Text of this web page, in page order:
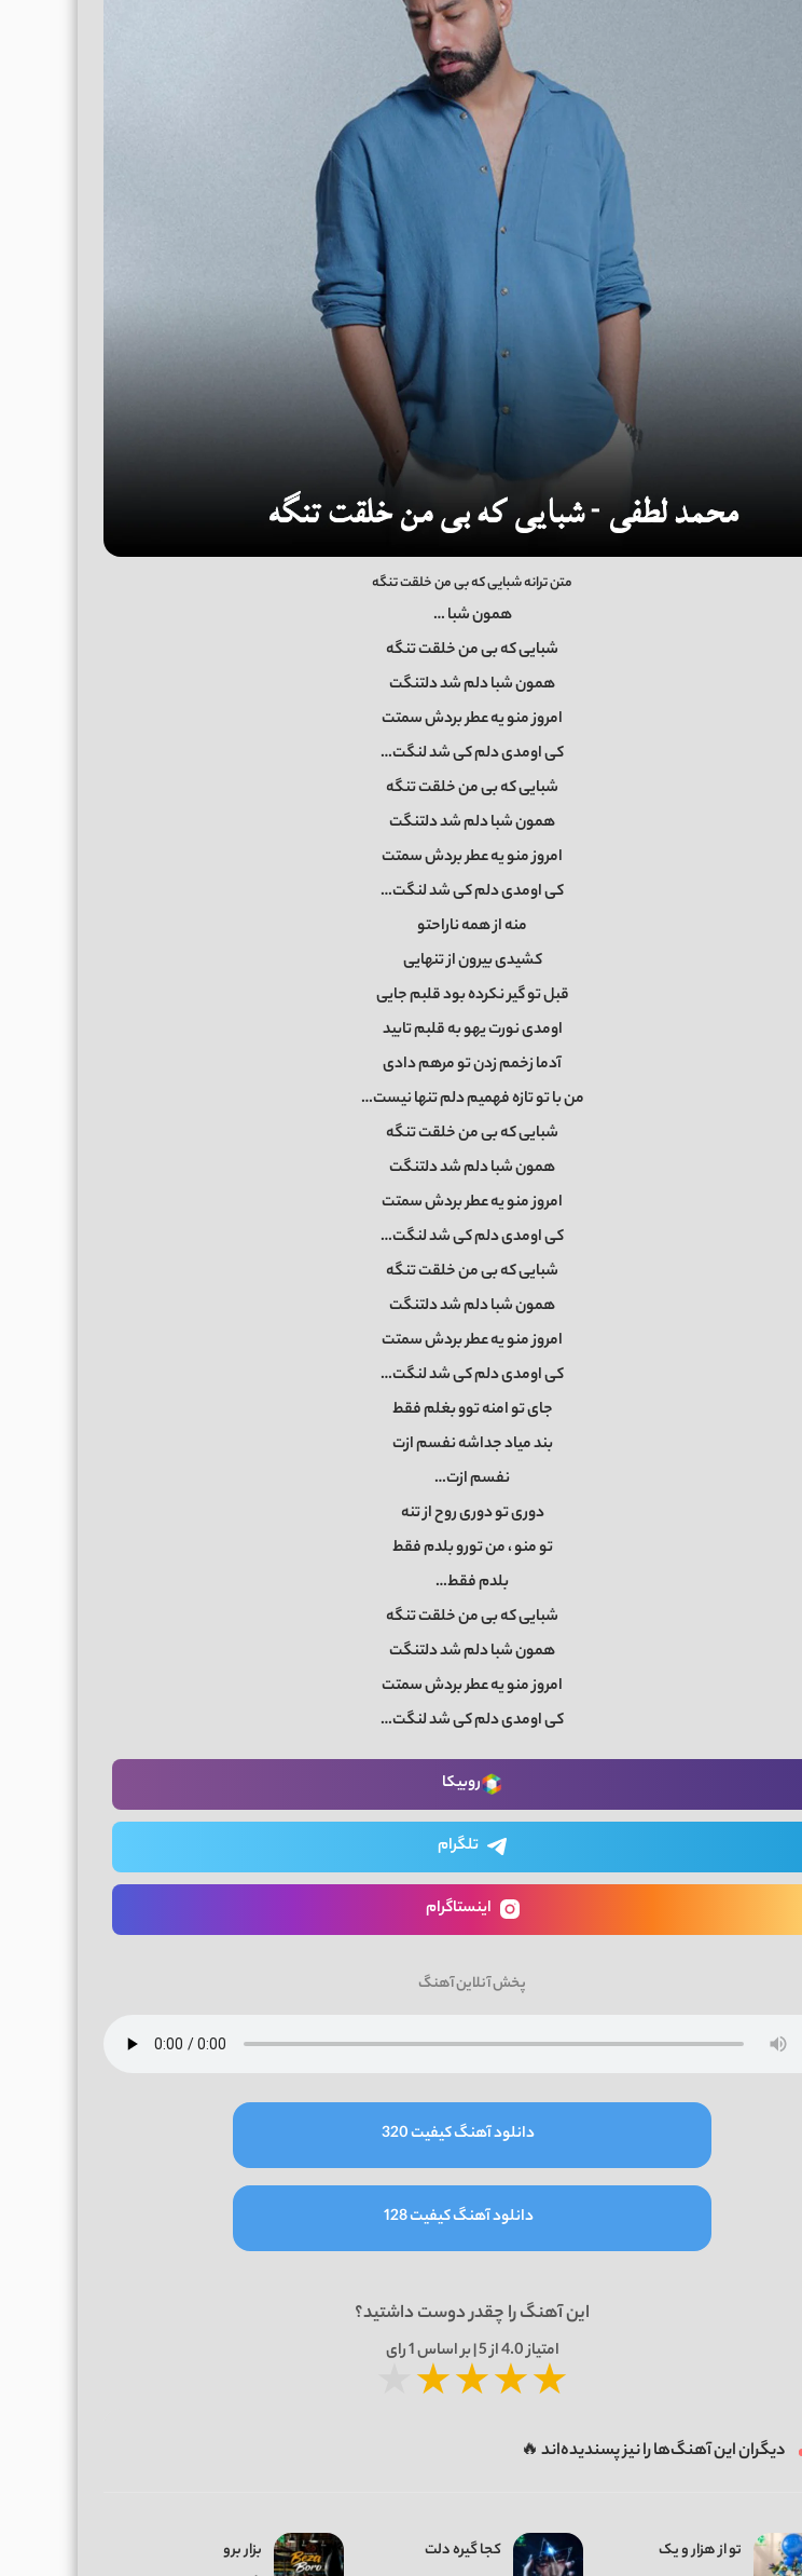
متن ترانه شبایی که بی من خلقت تنگه
همون شبا …
شبایی که بی من خلقت تنگه
همون شبا دلم شد دلتنگت
امروز منو یه عطر بردش سمتت
کی اومدی دلم کی شد لنگت…
شبایی که بی من خلقت تنگه
همون شبا دلم شد دلتنگت
امروز منو یه عطر بردش سمتت
کی اومدی دلم کی شد لنگت…
منه از همه ناراحتو
کشیدی بیرون از تنهایی
قبل تو گیر نکرده بود قلبم جایی
اومدی نورت یهو به قلبم تابید
آدما زخمم زدن تو مرهم دادی
من با تو تازه فهمیم دلم تنها نیست…
شبایی که بی من خلقت تنگه
همون شبا دلم شد دلتنگت
امروز منو یه عطر بردش سمتت
کی اومدی دلم کی شد لنگت…
شبایی که بی من خلقت تنگه
همون شبا دلم شد دلتنگت
امروز منو یه عطر بردش سمتت
کی اومدی دلم کی شد لنگت…
جای تو امنه توو بغلم فقط
بند میاد جداشه نفسم ازت
نفسم ازت…
دوری تو دوری روح از تنه
تو منو ، من تورو بلدم فقط
بلدم فقط…
شبایی که بی من خلقت تنگه
همون شبا دلم شد دلتنگت
امروز منو یه عطر بردش سمتت
کی اومدی دلم کی شد لنگت…
روبیکا
تلگرام
اینستاگرام
پخش آنلاین آهنگ
دانلود آهنگ کیفیت 320
دانلود آهنگ کیفیت 128
این آهنگ را چقدر دوست داشتید؟
امتیاز4.0از 5 | بر اساس 1رای
★★★★
دیگران این آهنگ‌ها را نیز پسندیده‌اند 🔥
تو از هزار و یک کجا گیره دلت بزار برو